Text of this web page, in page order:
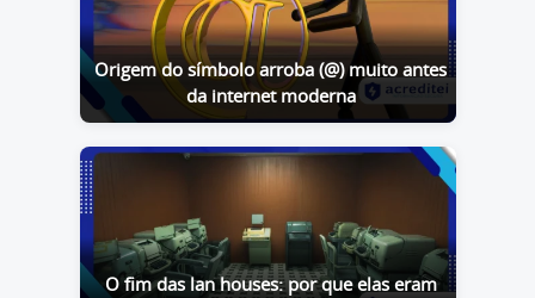
Origem do símbolo arroba (@) muito antes
da internet moderna
O fim das lan houses: por que elas eram